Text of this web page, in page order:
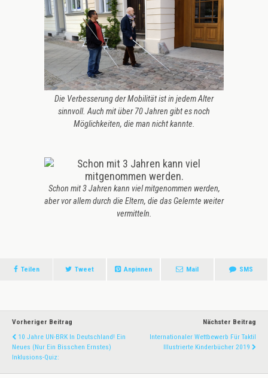
Die Verbesserung der Mobilität ist in jedem Alter
sinnvoll. Auch mit über 70 Jahren gibt es noch
Möglichkeiten, die man nicht kannte.
Schon mit 3 Jahren kann viel mitgenommen werden,
aber vor allem durch die Eltern, die das Gelernte weiter
vermitteln.
Teilen Tweet Anpinnen Mail SMS
Vorheriger Beitrag
10 Jahre UN-BRK In Deutschland! Ein
Neues (nur Ein Bisschen Ernstes)
Inklusions-Quiz:
Nächster Beitrag
Internationaler Wettbewerb Für Taktil
Illustrierte Kinderbücher 2019